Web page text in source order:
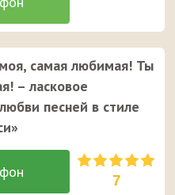
самая любимая! Ты
– ласковое
песней в стиле
7